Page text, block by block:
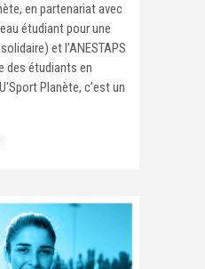
en partenariat avec
étudiant pour une
et l’ANESTAPS
des étudiants en
Planète, c’est un